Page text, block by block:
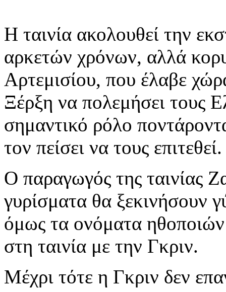
Η ταινία ακολουθεί την
αρκετών χρόνων, αλλά
Αρτεμισίου, που έλαβε
Ξέρξη να πολεμήσει τους
σημαντικό ρόλο
τον πείσει να τους
Ο παραγωγός της ταινίας
γυρίσματα θα ξεκινήσουν
όμως τα ονόματα
στη ταινία με την Γκριν.
Μέχρι τότε η Γκριν δεν